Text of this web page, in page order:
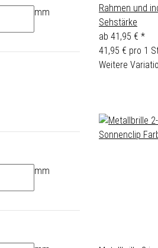
Rahmen und
Sehstärke
ab 41,95 € *
41,95 € pro 1
Weitere
mm
mm